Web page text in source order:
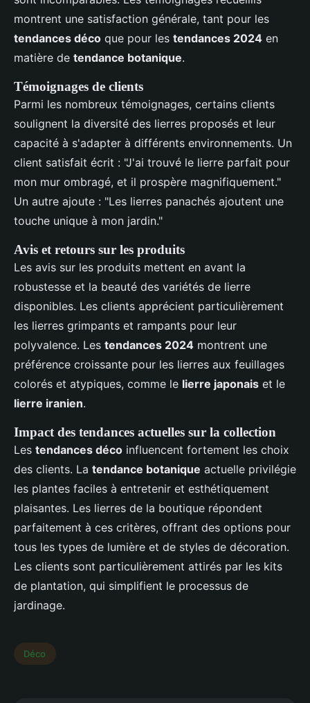
montrent une satisfaction générale, tant pour les
tendances déco que pour les tendances 2024 en
matière de tendance botanique.
Témoignages de clients
Parmi les nombreux témoignages, certains clients
soulignent la diversité des lierres proposés et leur
capacité à s'adapter à différents environnements. Un
client satisfait écrit : "J'ai trouvé le lierre parfait pour
mon mur ombragé, et il prospère magnifiquement."
Un autre ajoute : "Les lierres panachés ajoutent une
touche unique à mon jardin."
Avis et retours sur les produits
Les avis sur les produits mettent en avant la
robustesse et la beauté des variétés de lierre
disponibles. Les clients apprécient particulièrement
les lierres grimpants et rampants pour leur
polyvalence. Les tendances 2024 montrent une
préférence croissante pour les lierres aux feuillages
colorés et atypiques, comme le lierre japonais et le
lierre iranien.
Impact des tendances actuelles sur la collection
Les tendances déco influencent fortement les choix
des clients. La tendance botanique actuelle privilégie
les plantes faciles à entretenir et esthétiquement
plaisantes. Les lierres de la boutique répondent
parfaitement à ces critères, offrant des options pour
tous les types de lumière et de styles de décoration.
Les clients sont particulièrement attirés par les kits
de plantation, qui simplifient le processus de
jardinage.
Déco